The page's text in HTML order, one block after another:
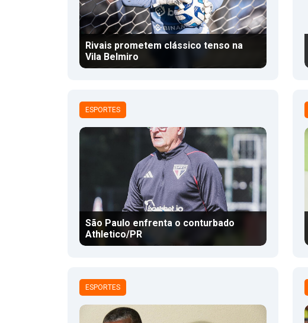
Rivais prometem clássico tenso na
Vila Belmiro
ESPORTES
São Paulo enfrenta o conturbado
Athletico/PR
ESPORTES